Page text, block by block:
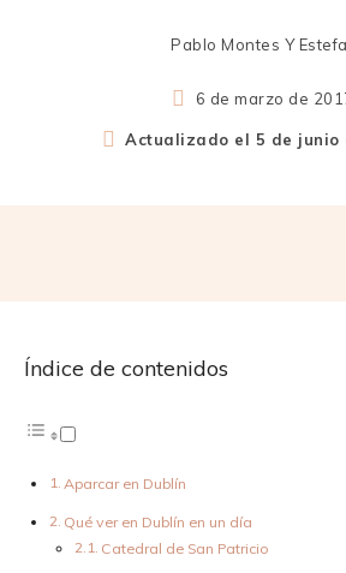
Pablo Montes Y
6 de marzo de
Actualizado el 5 de junio
Índice de contenidos
Aparcar en Dublín
Qué ver en Dublín en un día
Catedral de San Patricio